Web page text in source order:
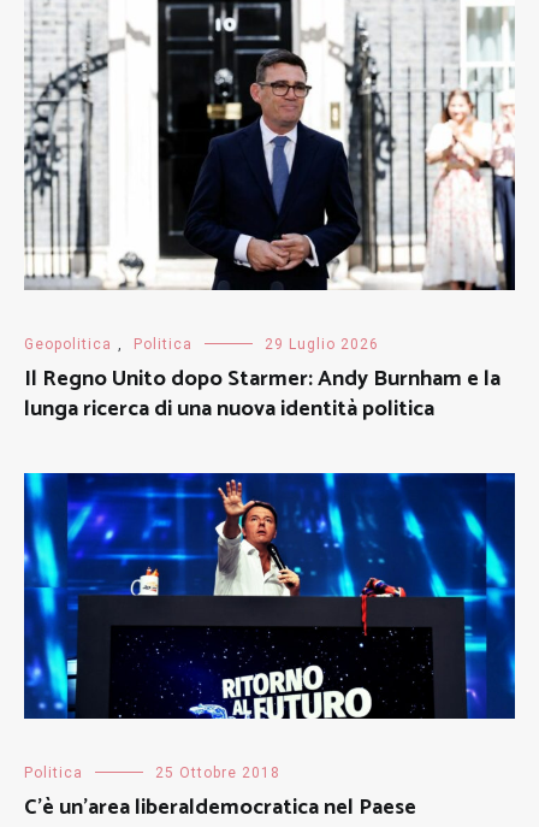
Geopolitica Politica 29 Luglio 2026
Il Regno Unito dopo Starmer: Andy Burnham e la
lunga ricerca di una nuova identità politica
Politica 25 Ottobre 2018
C’è un’area liberaldemocratica nel Paese